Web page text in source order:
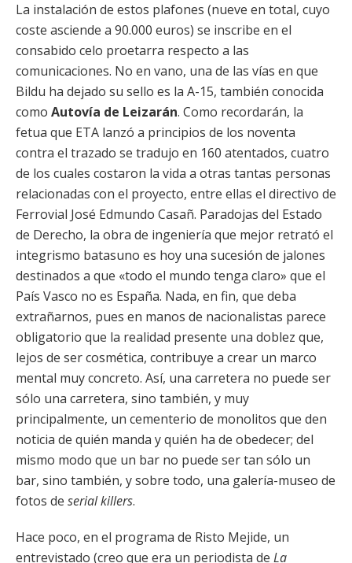
La instalación de estos plafones (nueve en total, cuyo
coste asciende a 90.000 euros) se inscribe en el
consabido celo proetarra respecto a las
comunicaciones. No en vano, una de las vías en que
Bildu ha dejado su sello es la A-15, también conocida
como Autovía de Leizarán. Como recordarán, la
fetua que ETA lanzó a principios de los noventa
contra el trazado se tradujo en 160 atentados, cuatro
de los cuales costaron la vida a otras tantas personas
relacionadas con el proyecto, entre ellas el directivo de
Ferrovial José Edmundo Casañ. Paradojas del Estado
de Derecho, la obra de ingeniería que mejor retrató el
integrismo batasuno es hoy una sucesión de jalones
destinados a que «todo el mundo tenga claro» que el
País Vasco no es España. Nada, en fin, que deba
extrañarnos, pues en manos de nacionalistas parece
obligatorio que la realidad presente una doblez que,
lejos de ser cosmética, contribuye a crear un marco
mental muy concreto. Así, una carretera no puede ser
sólo una carretera, sino también, y muy
principalmente, un cementerio de monolitos que den
noticia de quién manda y quién ha de obedecer; del
mismo modo que un bar no puede ser tan sólo un
bar, sino también, y sobre todo, una galería-museo de
fotos de serial killers.
Hace poco, en el programa de Risto Mejide, un
entrevistado (creo que era un periodista de La